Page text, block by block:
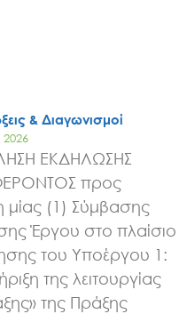
& Διαγωνισμοί
2026
ΕΚΔΗΛΩΣΗΣ
προς
μίας (1) Σύμβασης
Έργου στο πλαίσιο
του Υποέργου 1:
της λειτουργίας
της Πράξης